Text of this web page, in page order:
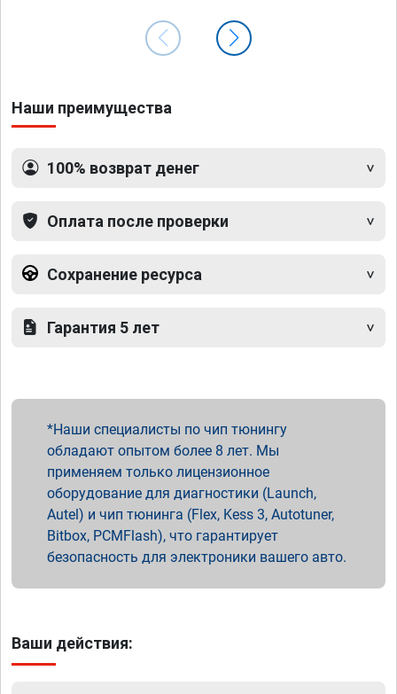
Наши преимущества
100% возврат денег
Оплата после проверки
Сохранение ресурса
Гарантия 5 лет
Наши специалисты по чип тюнингу
обладают опытом более 8 лет. Мы
применяем только лицензионное
оборудование для диагностики (Launch,
Autel) и чип тюнинга (Flex, Kess 3, Autotuner,
Bitbox, PCMFlash), что гарантирует
безопасность для электроники вашего авто.
Ваши действия: